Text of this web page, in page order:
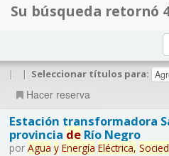
Su búsqueda retornó
| | Seleccionar títulos para:
Hacer reserva
Estación transformadora
provincia deRío Negro
por Agua y Energía Eléctrica,